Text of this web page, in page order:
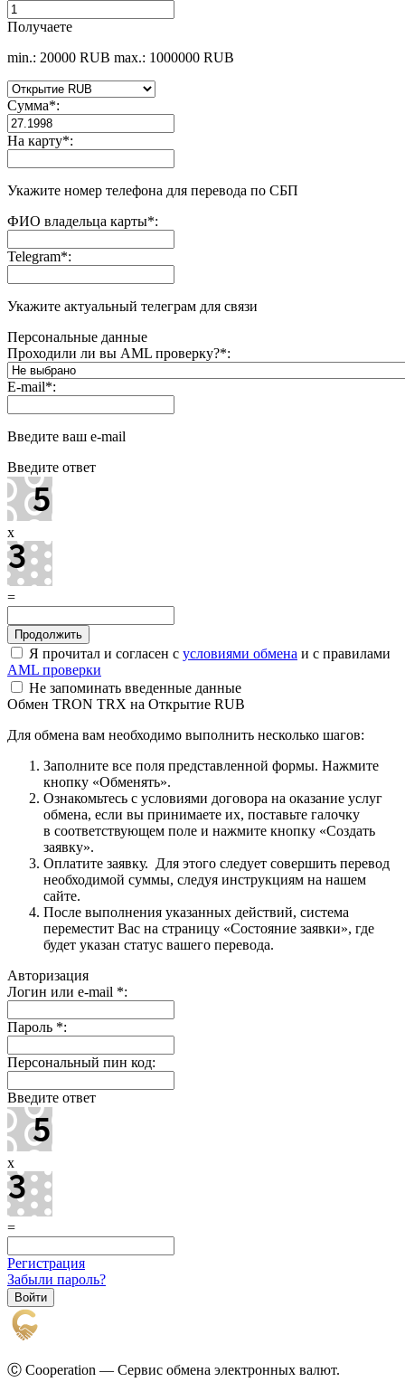
Получаете
min.: 20000 RUB max.: 1000000 RUB
Сумма*:
На карту*:
Укажите номер телефона для перевода по СБП
ФИО владельца карты*:
Telegram*:
Укажите актуальный телеграм для связи
Персональные данные
Проходили ли вы AML проверку?*:
E-mail*:
Введите ваш e-mail
Введите ответ
x
=
Я прочитал и согласен с условиями обмена и с правилами
AML проверки
Не запоминать введенные данные
Обмен TRON TRX на Открытие RUB
Для обмена вам необходимо выполнить несколько шагов:
Заполните все поля представленной формы. Нажмите
кнопку «Обменять».
Ознакомьтесь с условиями договора на оказание услуг
обмена, если вы принимаете их, поставьте галочку
в соответствующем поле и нажмите кнопку «Создать
заявку».
Оплатите заявку. Для этого следует совершить перевод
необходимой суммы, следуя инструкциям на нашем
сайте.
После выполнения указанных действий, система
переместит Вас на страницу «Состояние заявки», где
будет указан статус вашего перевода.
Авторизация
Логин или e-mail *:
Пароль *:
Персональный пин код:
Введите ответ
x
=
Регистрация
Забыли пароль?
Ⓒ Cooperation — Сервис обмена электронных валют.